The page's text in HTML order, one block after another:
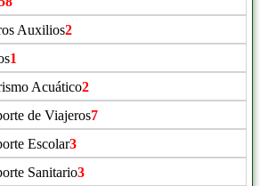
Auxilios2
1
Acuático2
de Viajeros7
Escolar3
Sanitario3